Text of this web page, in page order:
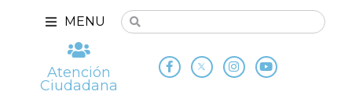
MENU
Atención
Ciudadana